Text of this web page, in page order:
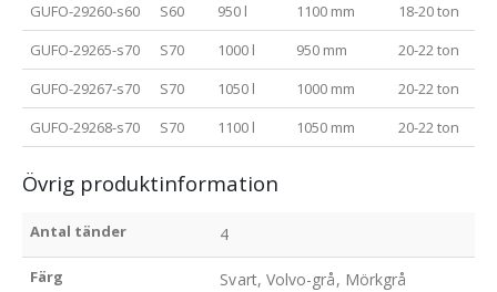
GUFO-29260-s60
S60 950 l 1100 mm
18-20 ton
GUFO-29265-s70
S70 1000 l 950 mm
20-22 ton
GUFO-29267-s70
S70 1050 l 1000 mm
20-22 ton
GUFO-29268-s70
S70 1100 l 1050 mm 20-22 ton
Övrig produktinformation
Antal tänder 4
Färg Svart, Volvo-grå, Mörkgrå